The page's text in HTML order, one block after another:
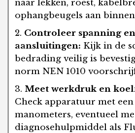
naar lekken, roest,
ophangbeugels aan
Controleer spanning
aansluitingen: Kijk in de
bedrading veilig is
norm NEN 1010
Meet werkdruk en
Check apparatuur met een
manometers, eventueel
diagnosehulpmiddel als